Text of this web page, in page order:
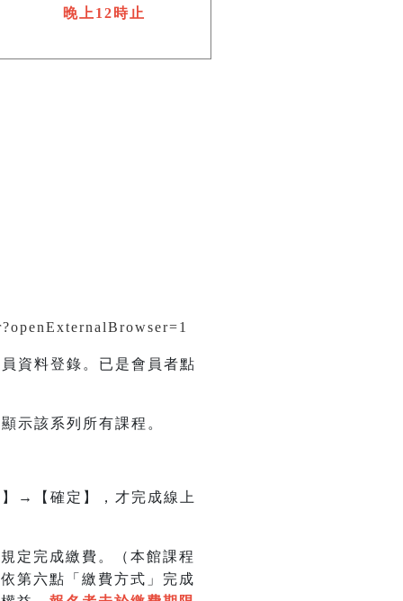
晚上12時止
資料登錄。已是會員者點
示該系列所有課程。
→【確定】，才完成線上
定完成繳費。（本館課程
第六點「繳費方式」完成